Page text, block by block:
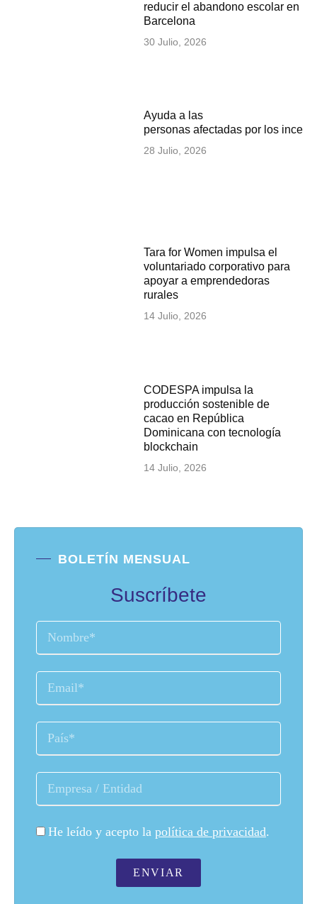
reducir el abandono escolar en
Barcelona
30 Julio, 2026
Ayuda a las
personas afectadas por los
28 Julio, 2026
Tara for Women impulsa el
voluntariado corporativo para
apoyar a emprendedoras
rurales
14 Julio, 2026
CODESPA impulsa la
producción sostenible de
cacao en República
Dominicana con tecnología
blockchain
14 Julio, 2026
BOLETÍN MENSUAL
Suscríbete
He leído y acepto la política de privacidad.
ENVIAR